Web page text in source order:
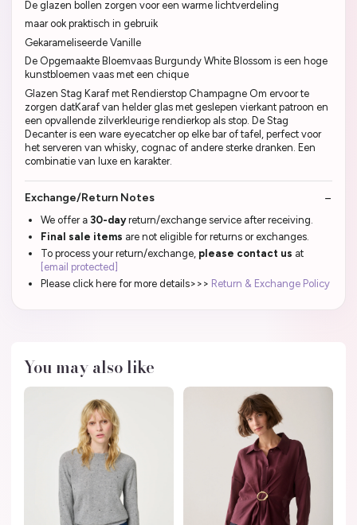
De glazen bollen zorgen voor een warme lichtverdeling
maar ook praktisch in gebruik
Gekarameliseerde Vanille
De Opgemaakte Bloemvaas Burgundy White Blossom is een hoge
kunstbloemen vaas met een chique
Glazen Stag Karaf met Rendierstop Champagne Om ervoor te
zorgen datKaraf van helder glas met geslepen vierkant patroon en
een opvallende zilverkleurige rendierkop als stop. De Stag
Decanter is een ware eyecatcher op elke bar of tafel, perfect voor
het serveren van whisky, cognac of andere sterke dranken. Een
combinatie van luxe en karakter.
Exchange/Return Notes
We offer a 30-dayreturn/exchange service after receiving.
Final sale items are not eligible for returns or exchanges.
To process your return/exchange, please contact us at
[email protected]
Please click here for more details>>> Return & Exchange Policy
You may also like